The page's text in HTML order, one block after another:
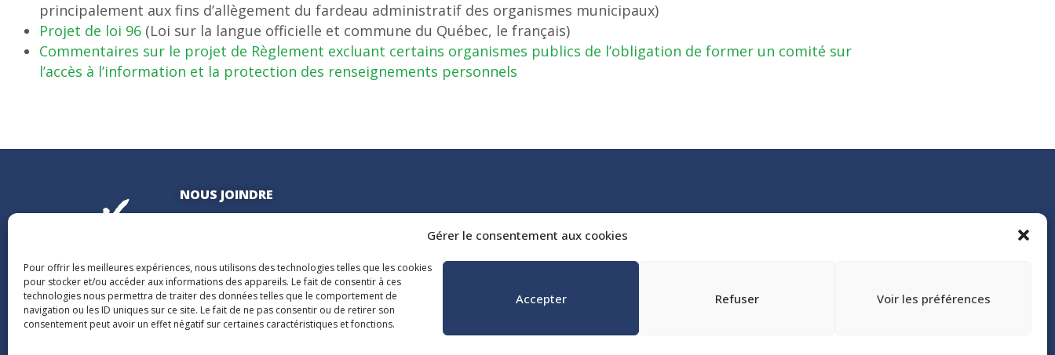
Gérer le consentement aux cookies
Pour offrir les meilleures expériences, nous utilisons des technologies telles que les cookies
pour stocker et/ou accéder aux informations des appareils. Le fait de consentir à ces
technologies nous permettra de traiter des données telles que le comportement de
navigation ou les ID uniques sur ce site. Le fait de ne pas consentir ou de retirer son
consentement peut avoir un effet négatif sur certaines caractéristiques et fonctions.
Accepter Refuser Voir les préférences
principalement aux fins d’allègement du fardeau administratif des organismes municipaux)
Projet de loi 96 (Loi sur la langue officielle et commune du Québec, le français)
Commentaires sur le projet de Règlement excluant certains organismes publics de l’obligation de former un comité sur
l’accès à l’information et la protection des renseignements personnels
NOUS JOINDRE
Québec (Québec) G1K 8W1
reception@admq.qc.ca